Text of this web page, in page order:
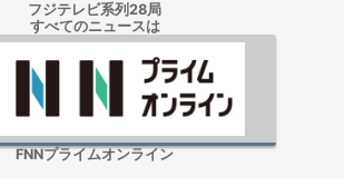
フジテレビ系列28局
すべてのニュースは
FNNプライムオンライン